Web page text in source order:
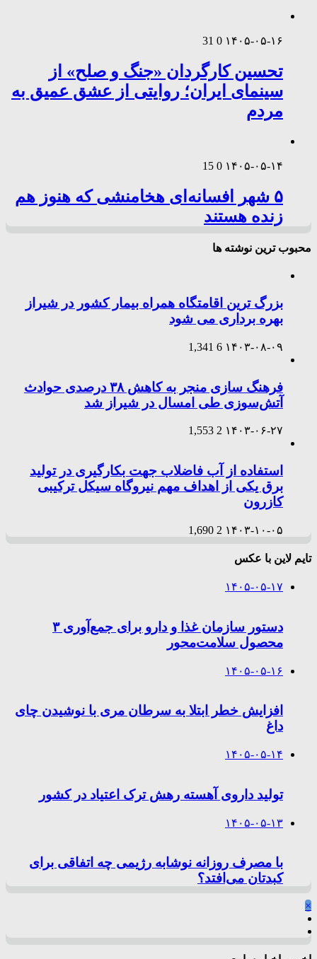
۱۴۰۵-۰۵-۱۶ 0
31
تحسین کارگردان «جنگ و صلح» از
سینمای ایران؛ روایتی از عشق عمیق به
مردم
۱۴۰۵-۰۵-۱۴ 0
15
۵ شهر افسانه‌ای هخامنشی که هنوز هم
زنده هستند
محبوب ترین نوشته ها
بزرگ ترین اقامتگاه همراه بیمار کشور در شیراز
بهره برداری می شود
۱۴۰۳-۰۸-۰۹ 6
1,341
فرهنگ سازی منجر به کاهش ۳۸ درصدی حوادث
آتش‌سوزی طی امسال در شیراز شد
۱۴۰۳-۰۶-۲۷ 2
1,553
استفاده از آب فاضلاب جهت بکارگیری در تولید
برق یکی از اهداف مهم نیروگاه سیکل ترکیبی
کازرون
۱۴۰۳-۱۰-۰۵ 2
1,690
تایم لاین با عکس
۱۴۰۵-۰۵-۱۷
دستور سازمان غذا و دارو برای جمع‌آوری ۳
محصول سلامت‌محور
۱۴۰۵-۰۵-۱۶
افزایش خطر ابتلا به سرطان مری با نوشیدن چای
داغ
۱۴۰۵-۰۵-۱۴
تولید داروی آهسته رهش ترک اعتیاد در کشور
۱۴۰۵-۰۵-۱۳
با مصرف روزانه نوشابه رژیمی چه اتفاقی برای
کبدتان می‌افتد؟
×